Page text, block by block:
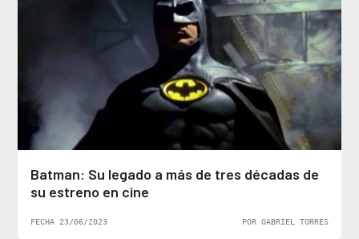
Batman: Su legado a más de tres décadas de
su estreno en cine
FECHA 23/06/2023 POR GABRIEL TORRES